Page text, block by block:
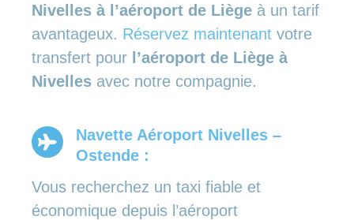
Nivelles à l’aéroport de Liège à un tarif
avantageux. Réservez maintenant votre
transfert pour l’aéroport de Liège à
Nivelles avec notre compagnie.
Navette Aéroport Nivelles –
Ostende :
Vous recherchez un taxi fiable et
économique depuis l’aéroport